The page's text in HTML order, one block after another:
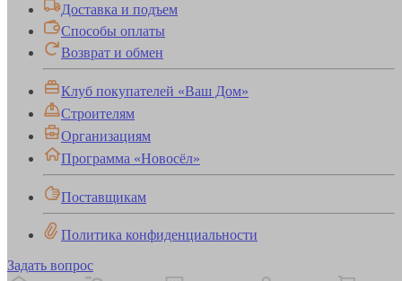
Доставка и подъем
Способы оплаты
Возврат и обмен
Клуб покупателей «Ваш Дом»
Строителям
Организациям
Программа «Новосёл»
Поставщикам
Политика конфиденциальности
Задать вопрос